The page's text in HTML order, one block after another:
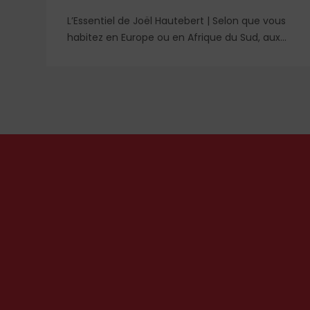
L’Essentiel de Joël Hautebert | Selon que vous
habitez en Europe ou en Afrique du Sud, aux
rester chez eux, comme l'a rappelé Léon XIV